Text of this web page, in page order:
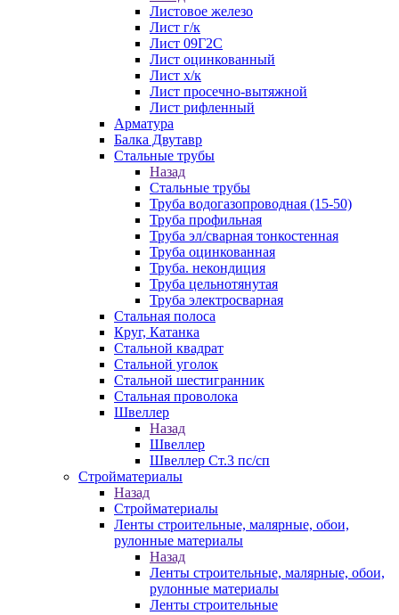
Листовое железо
Лист г/к
Лист 09Г2С
Лист оцинкованный
Лист х/к
Лист просечно-вытяжной
Лист рифленный
Арматура
Балка Двутавр
Стальные трубы
Назад
Стальные трубы
Труба водогазопроводная (15-50)
Труба профильная
Труба эл/сварная тонкостенная
Труба оцинкованная
Труба. некондиция
Труба цельнотянутая
Труба электросварная
Стальная полоса
Круг, Катанка
Стальной квадрат
Стальной уголок
Стальной шестигранник
Стальная проволока
Швеллер
Назад
Швеллер
Швеллер Ст.3 пс/сп
Стройматериалы
Назад
Стройматериалы
Ленты строительные, малярные, обои,
рулонные материалы
Назад
Ленты строительные, малярные, обои,
рулонные материалы
Ленты строительные